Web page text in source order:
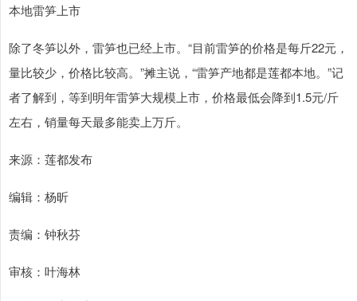
本地雷笋上市
除了冬笋以外，雷笋也已经上市。“目前雷笋的价格是每斤22元，
量比较少，价格比较高。”摊主说，“雷笋产地都是莲都本地。”记
者了解到，等到明年雷笋大规模上市，价格最低会降到1.5元/斤
左右，销量每天最多能卖上万斤。
来源：莲都发布
编辑：杨昕
责编：钟秋芬
审核：叶海林